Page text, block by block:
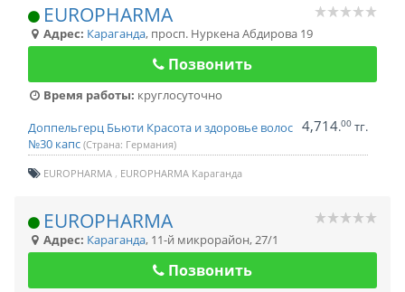
EUROPHARMA
Адрес: Караганда, просп. Нуркена Абдирова 19
Позвонить
Время работы: круглосуточно
Доппельгерц Бьюти Красота и здоровье волос
№30 капс (Страна: Германия)
4,714.00 тг.
EUROPHARMA EUROPHARMA Караганда
EUROPHARMA
Адрес: Караганда, 11-й микрорайон, 27/1
Позвонить